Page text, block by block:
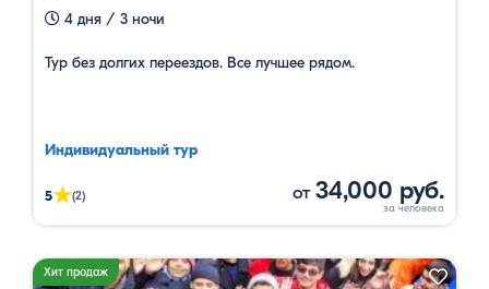
4 дня / 3 ночи
Тур без долгих переездов. Все лучшее рядом.
Индивидуальный тур
5★(2) от 34,000 руб.
Хит продаж